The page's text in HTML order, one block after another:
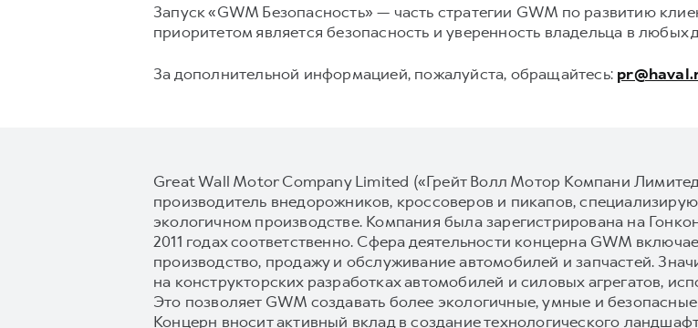
Запуск «GWM Безопасность» — часть стратегии GWM по развитию
приоритетом является безопасность и уверенность владельца в любых
За дополнительной информацией, пожалуйста, обращайтесь:
Great Wall Motor Company Limited («Грейт Волл Мотор Компани
производитель внедорожников, кроссоверов и пикапов,
экологичном производстве. Компания была зарегистрирована на
2011 годах соответственно. Сфера деятельности концерна GWM
производство, продажу и обслуживание автомобилей и запчастей.
на конструкторских разработках автомобилей и силовых агрегатов,
Это позволяет GWM создавать более экологичные, умные и
Концерн вносит активный вклад в создание технологического